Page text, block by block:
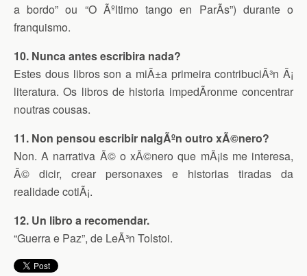
a bordo” ou “O Ãºltimo tango en ParÃ­s”) durante o
franquismo.
10. Nunca antes escribira nada?
Estes dous libros son a miÃ±a primeira contribuciÃ³n Ã¡
literatura. Os libros de historia impedÃ­ronme concentrar
noutras cousas.
11. Non pensou escribir nalgÃºn outro xÃ©nero?
Non. A narrativa Ã© o xÃ©nero que mÃ¡is me interesa,
Ã© dicir, crear personaxes e historias tiradas da
realidade cotiÃ¡.
12. Un libro a recomendar.
“Guerra e Paz”, de LeÃ³n Tolstoi.